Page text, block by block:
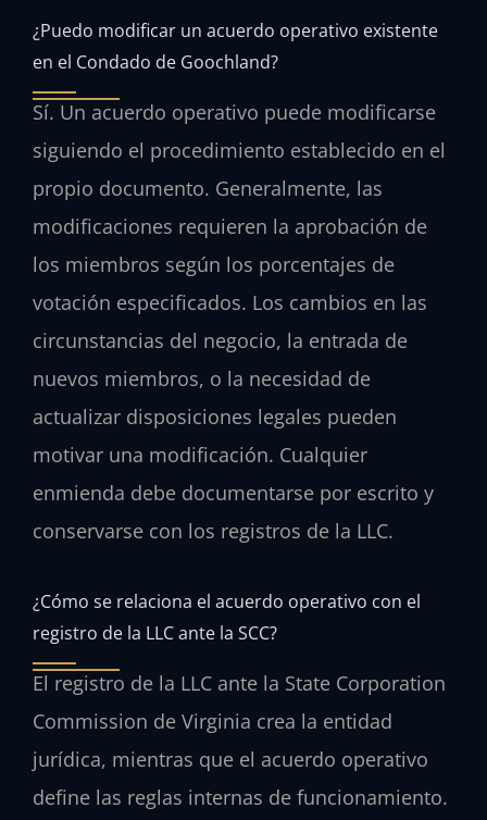
¿Puedo modificar un acuerdo operativo existente
en el Condado de Goochland?
Sí. Un acuerdo operativo puede modificarse
siguiendo el procedimiento establecido en el
propio documento. Generalmente, las
modificaciones requieren la aprobación de
los miembros según los porcentajes de
votación especificados. Los cambios en las
circunstancias del negocio, la entrada de
nuevos miembros, o la necesidad de
actualizar disposiciones legales pueden
motivar una modificación. Cualquier
enmienda debe documentarse por escrito y
conservarse con los registros de la LLC.
¿Cómo se relaciona el acuerdo operativo con el
registro de la LLC ante la SCC?
El registro de la LLC ante la State Corporation
Commission de Virginia crea la entidad
jurídica, mientras que el acuerdo operativo
define las reglas internas de funcionamiento.